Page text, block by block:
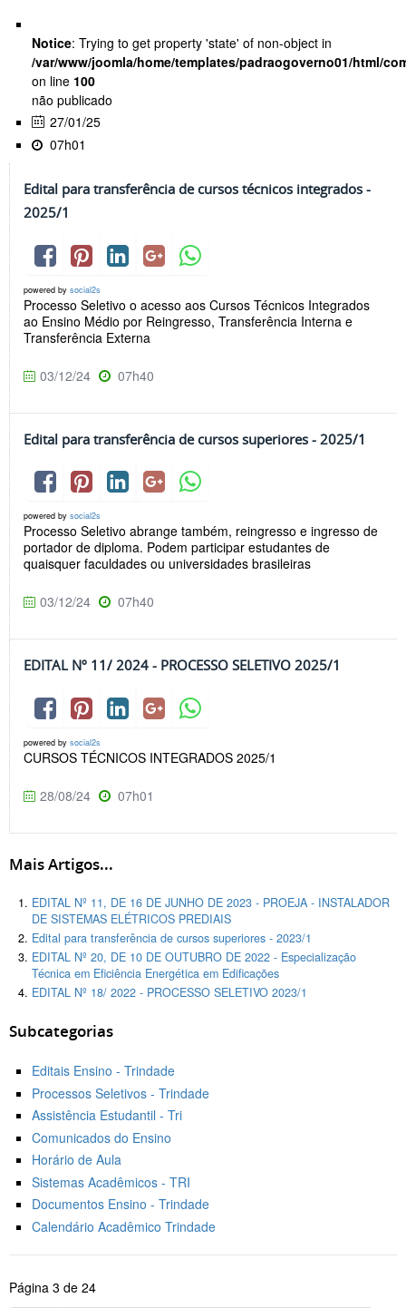
Notice: Trying to get property 'state' of non-object in
/var/www/joomla/home/templates/padraogoverno01/html/
on line 100
não publicado
27/01/25
07h01
Edital para transferência de cursos técnicos integrados -
2025/1
powered by social2s
Processo Seletivo o acesso aos Cursos Técnicos Integrados
ao Ensino Médio por Reingresso, Transferência Interna e
Transferência Externa
03/12/24 07h40
Edital para transferência de cursos superiores - 2025/1
powered by social2s
Processo Seletivo abrange também, reingresso e ingresso de
portador de diploma. Podem participar estudantes de
quaisquer faculdades ou universidades brasileiras
03/12/24 07h40
EDITAL Nº 11/ 2024 - PROCESSO SELETIVO 2025/1
powered by social2s
CURSOS TÉCNICOS INTEGRADOS 2025/1
28/08/24 07h01
Mais Artigos...
EDITAL Nº 11, DE 16 DE JUNHO DE 2023 - PROEJA - INSTALADOR
DE SISTEMAS ELÉTRICOS PREDIAIS
Edital para transferência de cursos superiores - 2023/1
EDITAL Nº 20, DE 10 DE OUTUBRO DE 2022 - Especialização
Técnica em Eficiência Energética em Edificações
EDITAL Nº 18/ 2022 - PROCESSO SELETIVO 2023/1
Subcategorias
Editais Ensino - Trindade
Processos Seletivos - Trindade
Assistência Estudantil - Tri
Comunicados do Ensino
Horário de Aula
Sistemas Acadêmicos - TRI
Documentos Ensino - Trindade
Calendário Acadêmico Trindade
Página 3 de 24